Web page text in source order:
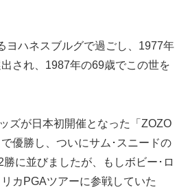
ヨハネスブルグで過ごし、1977年
され、1987年の69歳でこの世を
ズが日本初開催となった「ZOZO
優勝し、ついにサム･スニードの
に並びましたが、もしボビー･ロ
カPGAツアーに参戦していた